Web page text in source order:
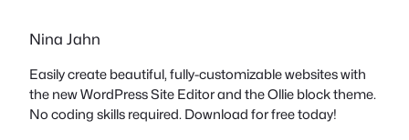
Nina Jahn
Easily create beautiful, fully-customizable websites with
the new WordPress Site Editor and the Ollie block theme.
No coding skills required. Download for free today!